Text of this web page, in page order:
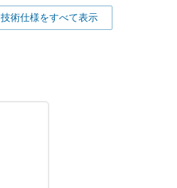
技術仕様をすべて表示